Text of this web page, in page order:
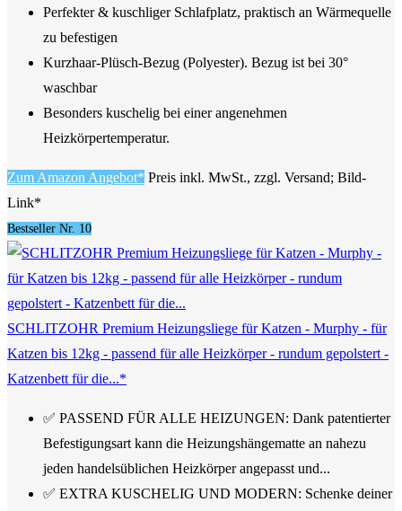
Perfekter & kuschliger Schlafplatz, praktisch an Wärmequelle
zu befestigen
Kurzhaar-Plüsch-Bezug (Polyester). Bezug ist bei 30°
waschbar
Besonders kuschelig bei einer angenehmen
Heizkörpertemperatur.
Zum Amazon Angebot* Preis inkl. MwSt., zzgl. Versand; Bild-
Link*
Bestseller Nr. 10
SCHLITZOHR Premium Heizungsliege für Katzen - Murphy - für
Katzen bis 12kg - passend für alle Heizkörper - rundum gepolstert -
Katzenbett für die...*
✅ PASSEND FÜR ALLE HEIZUNGEN: Dank patentierter
Befestigungsart kann die Heizungshängematte an nahezu
jeden handelsüblichen Heizkörper angepasst und...
✅ EXTRA KUSCHELIG UND MODERN: Schenke deiner